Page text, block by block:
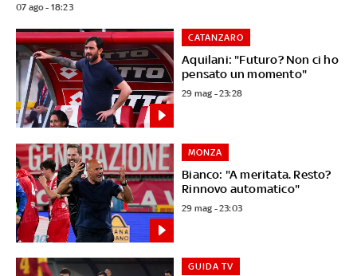
07 ago - 18:23
Aquilani: "Futuro? Non ci ho
pensato un momento"
CATANZARO
29 mag - 23:28
Bianco: "A meritata. Resto?
Rinnovo automatico"
MONZA
29 mag - 23:03
GUIDA TV